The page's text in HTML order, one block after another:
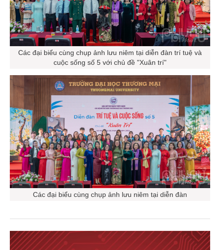
Các đại biểu cùng chụp ảnh lưu niêm tại diễn đàn trí tuệ và
cuộc sống số 5 với chủ đề "Xuân trí"
Các đại biểu cùng chụp ảnh lưu niêm tại diễn đàn